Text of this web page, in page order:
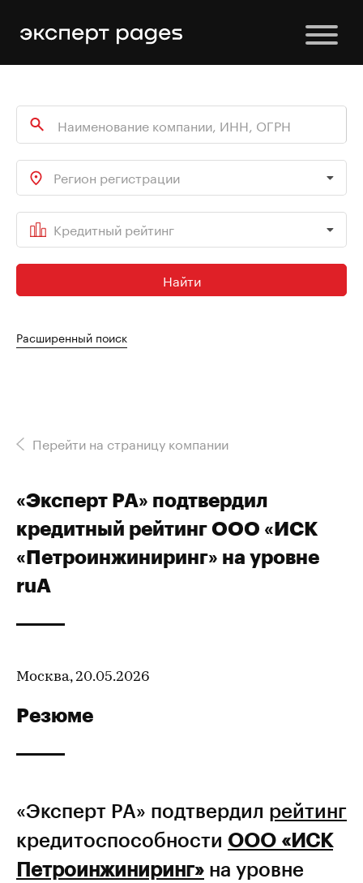
Регион регистрации
Кредитный рейтинг
Найти
Расширенный поиск
Перейти на страницу компании
«Эксперт РА» подтвердил
кредитный рейтинг ООО «ИСК
«Петроинжиниринг» на уровне
ruA
Москва, 20.05.2026
Резюме
«Эксперт РА» подтвердил рейтинг
кредитоспособности ООО «ИСК
Петроинжиниринг» на уровне